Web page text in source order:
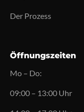
Der Prozess
Öffnungszeiten
Mo – Do:
09:00 – 13:00 Uhr